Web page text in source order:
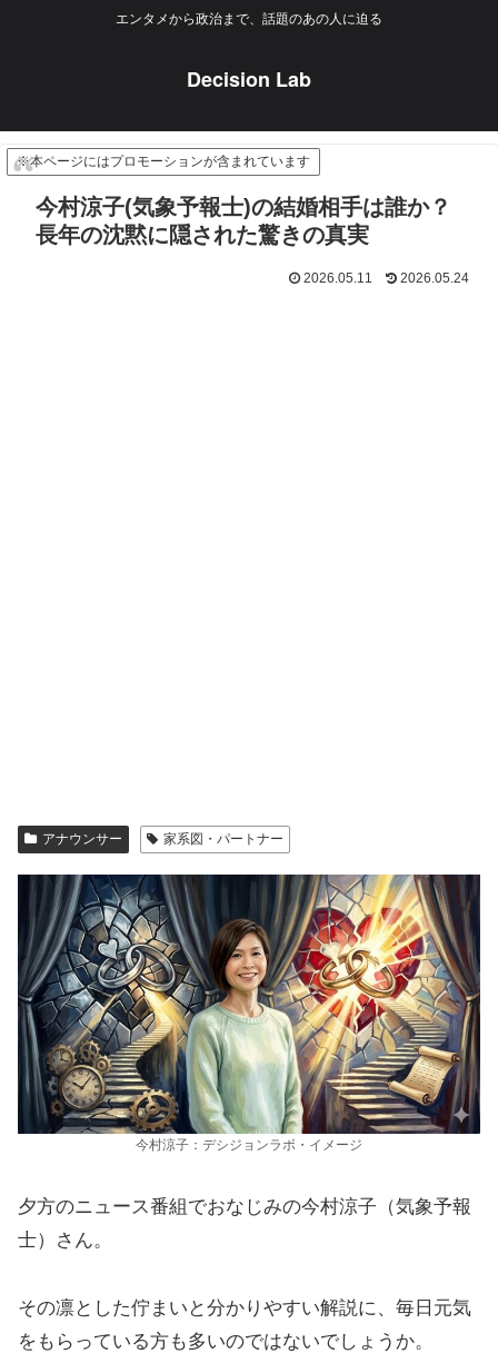
エンタメから政治まで、話題のあの人に迫る
Decision Lab
※本ページにはプロモーションが含まれています
今村涼子(気象予報士)の結婚相手は誰か？
長年の沈黙に隠された驚きの真実
2026.05.11 2026.05.24
アナウンサー 家系図・パートナー
今村涼子：デシジョンラボ・イメージ
夕方のニュース番組でおなじみの今村涼子（気象予報
士）さん。
その凛とした佇まいと分かりやすい解説に、毎日元気
をもらっている方も多いのではないでしょうか。